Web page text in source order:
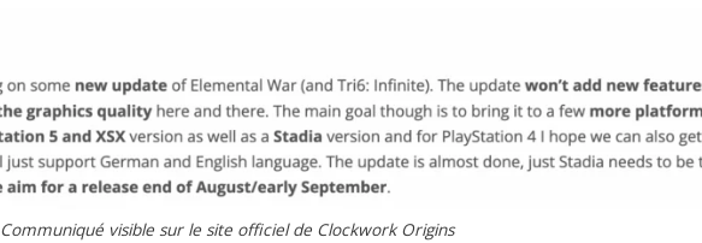
Communiqué visible sur le site officiel de Clockwork Origins